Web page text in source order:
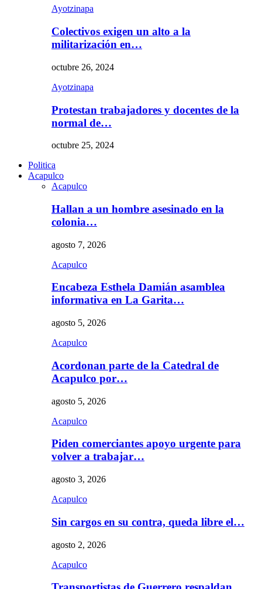
Ayotzinapa
Colectivos exigen un alto a la
militarización en…
octubre 26, 2024
Ayotzinapa
Protestan trabajadores y docentes de la
normal de…
octubre 25, 2024
Politica
Acapulco
Acapulco
Hallan a un hombre asesinado en la
colonia…
agosto 7, 2026
Acapulco
Encabeza Esthela Damián asamblea
informativa en La Garita…
agosto 5, 2026
Acapulco
Acordonan parte de la Catedral de
Acapulco por…
agosto 5, 2026
Acapulco
Piden comerciantes apoyo urgente para
volver a trabajar…
agosto 3, 2026
Acapulco
Sin cargos en su contra, queda libre el…
agosto 2, 2026
Acapulco